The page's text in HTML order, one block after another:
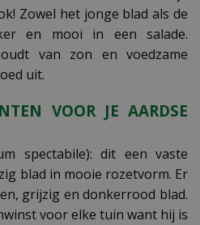
Zowel het jonge blad als de
en mooi in een salade.
van zon en voedzame
uit.
VOOR JE AARDSE
spectabile): dit een vaste
blad in mooie rozetvorm. Er
grijzig en donkerrood blad.
voor elke tuin want hij is